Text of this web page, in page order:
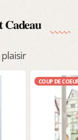
Cadeau
COUP DE